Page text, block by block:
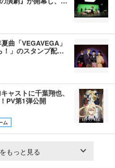
曲「VEGAVEGA」
」のスタンプ配…
ャストに千葉翔也、
PV第1弾公開
ム
もっと見る